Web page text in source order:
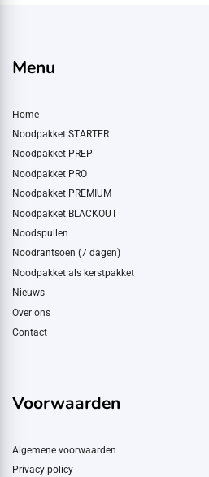
Menu
Home
Noodpakket STARTER
Noodpakket PREP
Noodpakket PRO
Noodpakket PREMIUM
Noodpakket BLACKOUT
Noodspullen
Noodrantsoen (7 dagen)
Noodpakket als kerstpakket
Nieuws
Over ons
Contact
Voorwaarden
Algemene voorwaarden
Privacy policy